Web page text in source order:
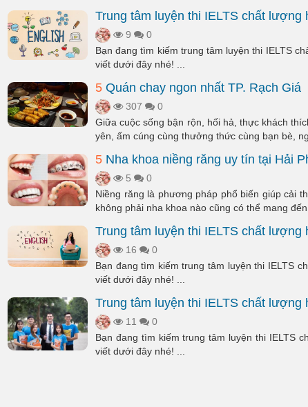
Trung tâm luyện thi IELTS chất lượng
9
0
Bạn đang tìm kiếm trung tâm luyện thi IELTS
viết dưới đây nhé! ...
5 Quán chay ngon nhất TP. Rạch Giá
307
0
Giữa cuộc sống bận rộn, hối hả, thực khách
yên, ấm cúng cùng thưởng thức cùng bạn bè,
5 Nha khoa niềng răng uy tín tại Hải
5
0
Niềng răng là phương pháp phổ biến giúp cải
không phải nha khoa nào cũng có thể mang đến
Trung tâm luyện thi IELTS chất lượng
16
0
Bạn đang tìm kiếm trung tâm luyện thi IELTS
viết dưới đây nhé! ...
Trung tâm luyện thi IELTS chất lượng
11
0
Bạn đang tìm kiếm trung tâm luyện thi IELTS
viết dưới đây nhé! ...